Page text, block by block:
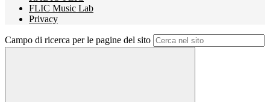
FLIC Music Lab
Privacy
Campo di ricerca per le pagine del sito